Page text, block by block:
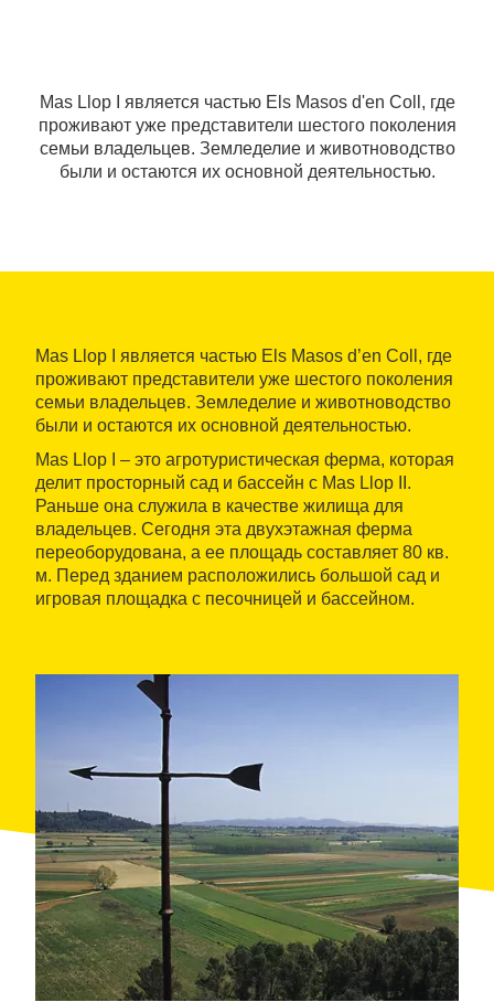
Mas Llop I является частью Els Masos d'en Coll, где
проживают уже представители шестого поколения
семьи владельцев. Земледелие и животноводство
были и остаются их основной деятельностью.
Mas Llop I является частью Els Masos d’en Coll, где
проживают представители уже шестого поколения
семьи владельцев. Земледелие и животноводство
были и остаются их основной деятельностью.
Mas Llop I – это агротуристическая ферма, которая
делит просторный сад и бассейн с Mas Llop II.
Раньше она служила в качестве жилища для
владельцев. Сегодня эта двухэтажная ферма
переоборудована, а ее площадь составляет 80 кв.
м. Перед зданием расположились большой сад и
игровая площадка с песочницей и бассейном.